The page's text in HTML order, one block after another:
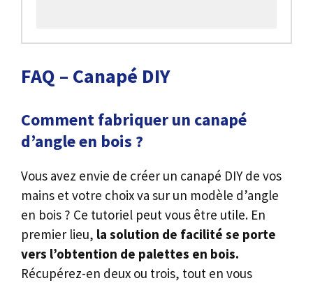
FAQ – Canapé DIY
Comment fabriquer un canapé
d’angle en bois ?
Vous avez envie de créer un canapé DIY de vos
mains et votre choix va sur un modèle d’angle
en bois ? Ce tutoriel peut vous être utile. En
premier lieu, la solution de facilité se porte
vers l’obtention de palettes en bois.
Récupérez-en deux ou trois, tout en vous